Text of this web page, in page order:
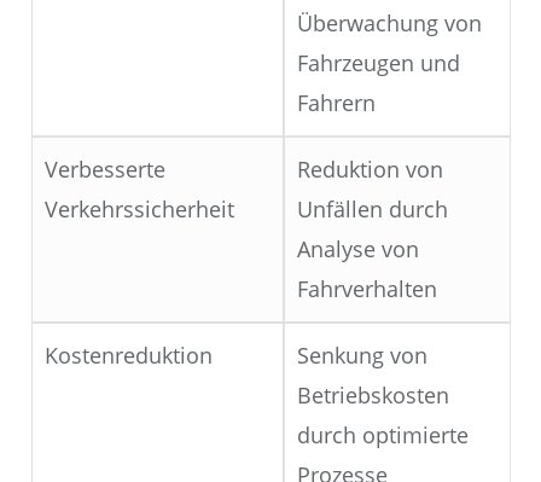
Überwachung von
Fahrzeugen und
Fahrern
Verbesserte
Verkehrssicherheit
Reduktion von
Unfällen durch
Analyse von
Fahrverhalten
Kostenreduktion
Senkung von
Betriebskosten
durch optimierte
Prozesse